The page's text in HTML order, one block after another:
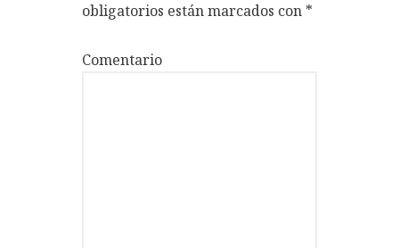
obligatorios están marcados con *
Comentario